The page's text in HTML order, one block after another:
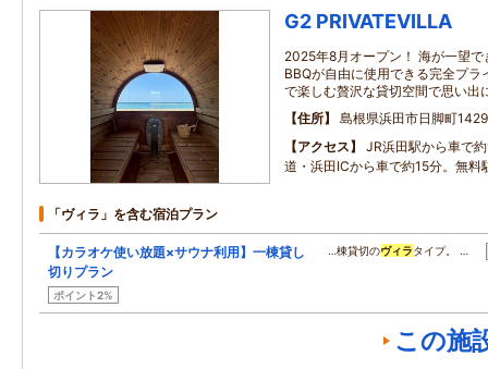
G2 PRIVATEVILLA
2025年8月オープン！ 海が一望
BBQが自由に使用できる完全プラ
で楽しむ贅沢な貸切空間で思い出
住所
島根県浜田市日脚町
アクセス
JR浜田駅から車で
道・浜田ICから車で約15分。無料
「ヴィラ」を含む宿泊プラン
【カラオケ使い放題×サウナ利用】一棟貸し
切りプラン
ポイント2%
…棟貸切のヴィラタイプ。 …
この施